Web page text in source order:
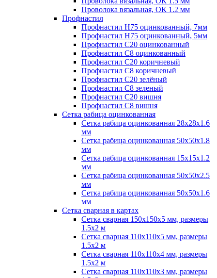
Проволока вязальная, ОК 1.2 мм
Профнастил
Профнастил H75 оцинкованный, 7мм
Профнастил H75 оцинкованный, 5мм
Профнастил С20 оцинкованный
Профнастил С8 оцинкованный
Профнастил С20 коричневый
Профнастил С8 коричневый
Профнастил С20 зелёный
Профнастил С8 зеленый
Профнастил С20 вишня
Профнастил С8 вишня
Сетка рабица оцинкованная
Сетка рабица оцинкованная 28х28х1.6
мм
Сетка рабица оцинкованная 50х50х1.8
мм
Сетка рабица оцинкованная 15х15х1.2
мм
Сетка рабица оцинкованная 50х50х2.5
мм
Сетка рабица оцинкованная 50х50х1.6
мм
Сетка сварная в картах
Сетка сварная 150х150х5 мм, размеры
1.5х2 м
Сетка сварная 110х110х5 мм, размеры
1.5х2 м
Сетка сварная 110х110х4 мм, размеры
1.5х2 м
Сетка сварная 110х110х3 мм, размеры